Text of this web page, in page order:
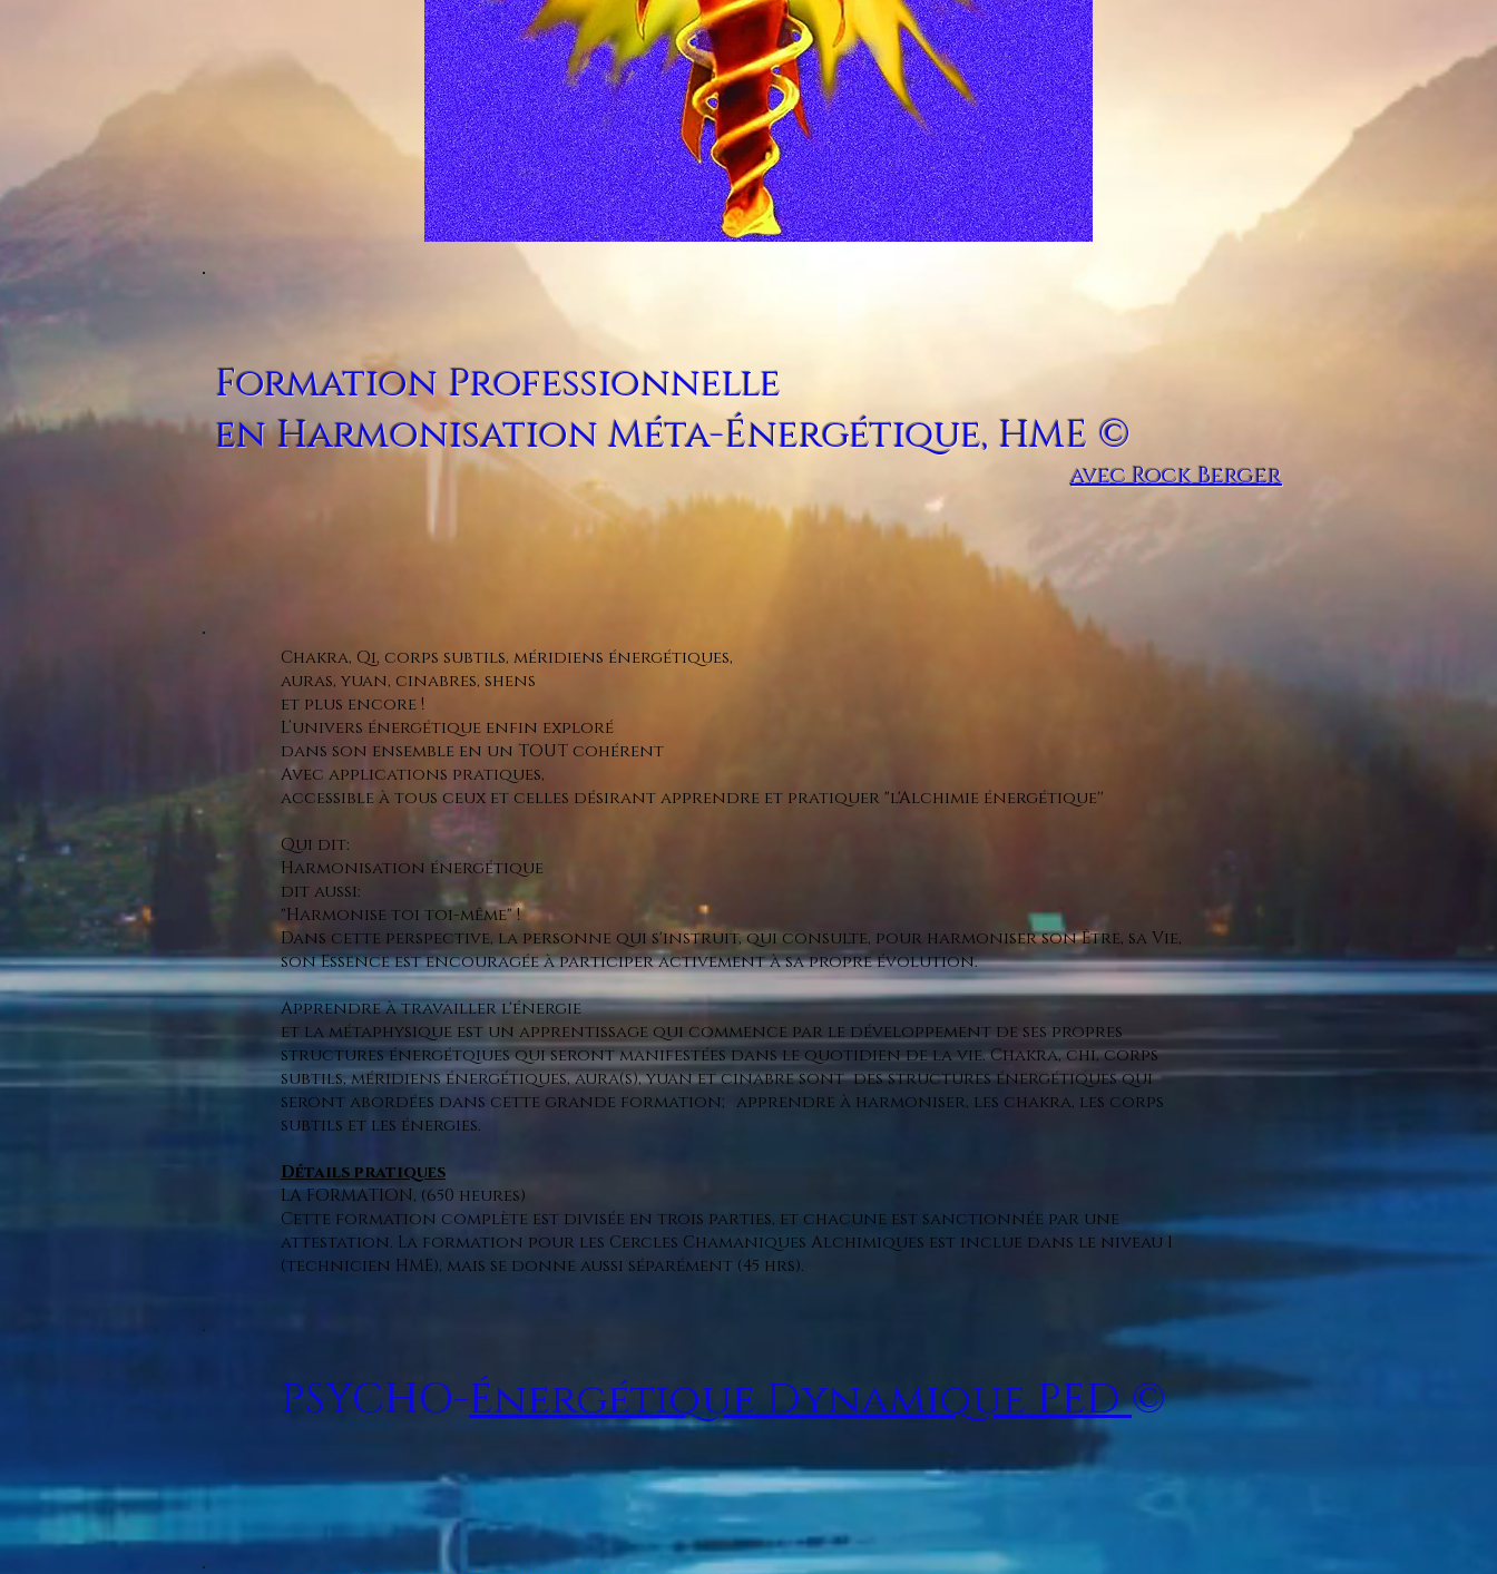
Formation Professionnelle
en Harmonisation Méta-Énergétique, HME ©
avec Rock Berger
Chakra, Qi, corps subtils, méridiens énergétiques,
auras, yuan, cinabres, shens
et plus encore !
L’univers énergétique enfin exploré
dans son ensemble en un TOUT cohérent
Avec applications pratiques,
accessible à tous ceux et celles désirant apprendre et pratiquer "l'Alchimie énergétique''
Qui dit:
Harmonisation énergétique
dit aussi:
"Harmonise toi toi-même" !
Dans cette perspective, la personne qui s'instruit, qui consulte, pour harmoniser son Être, sa Vie,
son Essence est encouragée à participer activement à sa propre évolution.
Apprendre à travailler l'énergie
et la métaphysique est un apprentissage qui commence par le développement de ses propres
structures énergétqiues qui seront manifestées dans le quotidien de la vie. Chakra, chi, corps
subtils, méridiens énergétiques, aura(s), yuan et cinabre sont des structures énergétiques qui
seront abordées dans cette grande formation; apprendre à harmoniser, les chakra, les corps
subtils et les énergies.
Détails pratiques
LA FORMATION, (650 heures)
Cette formation complète est divisée en trois parties, et chacune est sanctionnée par une
attestation. La formation pour les Cercles Chamaniques Alchimiques est inclue dans le niveau 1
(technicien HME), mais se donne aussi séparément (45 hrs).
PSYCHO-Énergétique Dynamique PED©